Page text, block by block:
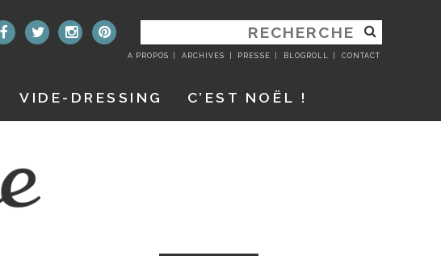
RECHERCHER
:
A PROPOS ARCHIVES PRESSE BLOGROLL CONTACT
VIDE-DRESSING C’EST NOËL !